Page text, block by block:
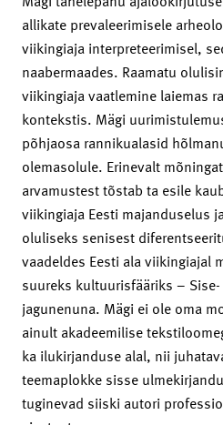
allikate prevaleerimisele
viikingiaja interpreteerimisel,
naabermaades. Raamatu
viikingiaja vaatlemine laiemas
kontekstis. Mägi
põhjaosa rannikualasid
olemasolule. Erinevalt
arvamustest tõstab ta esile
viikingiaja Eesti majanduselus
oluliseks senisest
vaadeldes Eesti ala viikingiajal
suureks kultuurisfääriks –
jagunenuna. Mägi ei ole oma
ainult akadeemilise
ka ilukirjanduse alal, nii
teemaplokke sisse
tuginevad siiski autori